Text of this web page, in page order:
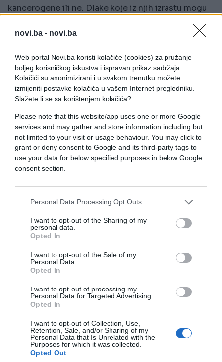
novi.ba - novi.ba
Web portal Novi.ba koristi kolačiće (cookies) za pružanje
boljeg korisničkog iskustva i ispravan prikaz sadržaja.
Kolačići su anonimizirani i u svakom trenutku možete
izmijeniti postavke kolačića u vašem Internet pregledniku.
Slažete li se sa korištenjem kolačića?
Please note that this website/app uses one or more Google
services and may gather and store information including but
not limited to your visit or usage behaviour. You may click to
grant or deny consent to Google and its third-party tags to
use your data for below specified purposes in below Google
consent section.
Personal Data Processing Opt Outs
I want to opt-out of the Sharing of my
personal data.
Opted In
I want to opt-out of the Sale of my
Personal Data.
Opted In
I want to opt-out of processing my
Personal Data for Targeted Advertising.
Opted In
I want to opt-out of Collection, Use,
Retention, Sale, and/or Sharing of my
Personal Data that Is Unrelated with the
Purposes for which it was collected.
Opted Out
kancerogene ili ne. Dlake koje iz njih izrastu mogu
smatraju da dlakavi mladež nije znak bolesti, osim
Kada je dlakavi mladež znak raka?
Mladeži mogu biti urođeni (što znači da ih imamo
od rođenja), stečeni ili atipični. Mladež je obično
okruglog ili ovalnog oblika, ne širi od pet
milimetara i ujednačene je boje (braon, žutosmeđe,
crvene, ružičaste, plave, boje mesa ili providne).
Atipični mladeži mogu imati različite boje, teksture
i oblike.
potpunosti ili na nekim mjestima), to može značiti
da je vrijeme da brinete o mladeži. Ostali znaci na
koje treba obratiti pažnju su krvarenje ili curenje iz
mladeža.
Pošto je uvijek bolje biti siguran, nove mladeže u
odraslom dobu ili postojeće mlade koji su se
promenili najbolje bi provjerio vaš dermatolog. Ovo
je posebno važno za ljude sa porodičnom istorijom
raka kože (melanoma).
Ako želite da uklonite dlake sa mladeža, morate
obratiti pažnju na oblik. Iako se dlake sa ravnog
mladeža mogu ukloniti britvom ili voskom od